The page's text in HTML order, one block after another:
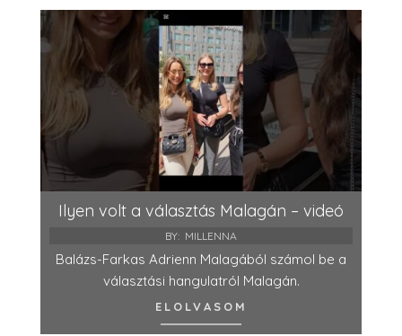
Ilyen volt a választás Malagán – videó
BY: MILLENNA
Balázs-Farkas Adrienn Malagából számol be a
választási hangulatról Malagán.
ELOLVASOM